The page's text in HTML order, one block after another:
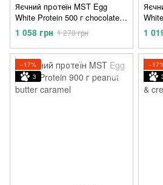
Яєчний протеїн MST Egg
White Protein 500 г chocolate-
coconut
1 058 грн 1 270 грн 1
−17%
3